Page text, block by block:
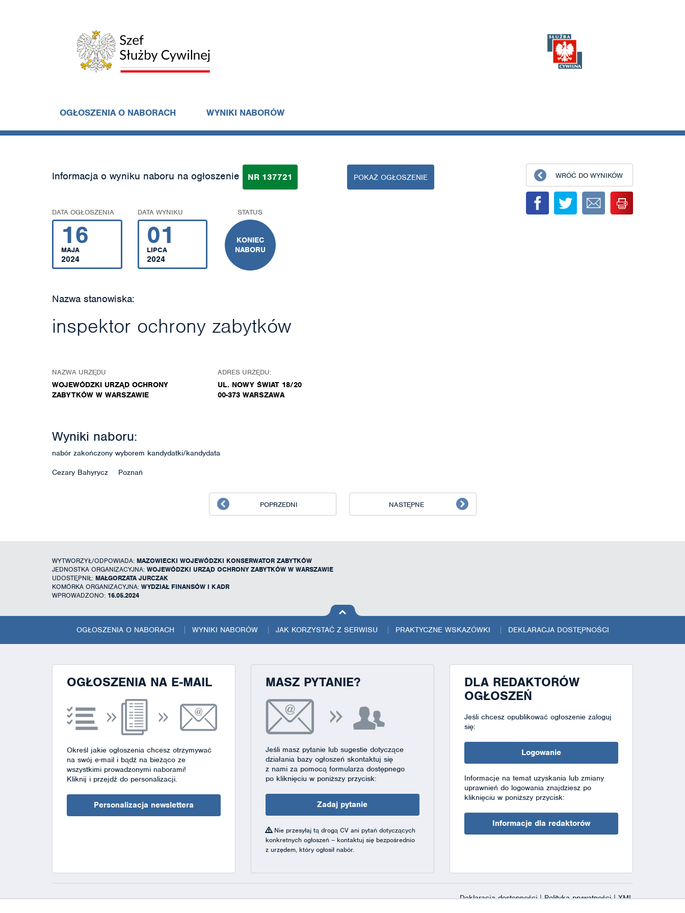
OGŁOSZENIA O NABORACH WYNIKI NABORÓW
Informacja o wyniku naboru na ogłoszenie NR 137721 POKAŻ OGŁOSZENIE
DATA OGŁOSZENIA
16
MAJA
2024
DATA WYNIKU
01
LIPCA
2024
STATUS
KONIEC
NABORU
Nazwa stanowiska:
inspektor ochrony zabytków
NAZWA URZĘDU
WOJEWÓDZKI URZĄD OCHRONY
ZABYTKÓW W WARSZAWIE
ADRES URZĘDU:
UL. NOWY ŚWIAT 18/20
00-373 WARSZAWA
Wyniki naboru:
nabór zakończony wyborem kandydatki/kandydata
Cezary Bahyrycz Poznań
WRÓĆ DO WYNIKÓW
POPRZEDNI NASTĘPNE
WYTWORZYŁ/ODPOWIADA: MAZOWIECKI WOJEWÓDZKI KONSERWATOR ZABYTKÓW
JEDNOSTKA ORGANIZACYJNA: WOJEWÓDZKI URZĄD OCHRONY ZABYTKÓW W WARSZAWIE
UDOSTĘPNIŁ: MAŁGORZATA JURCZAK
KOMÓRKA ORGANIZACYJNA: WYDZIAŁ FINANSÓW I KADR
WPROWADZONO: 16.05.2024
na górę
strony
OGŁOSZENIA O NABORACH WYNIKI NABORÓW JAK KORZYSTAĆ Z SERWISU PRAKTYCZNE WSKAZÓWKI DEKLARACJA DOSTĘPNOŚCI
OGŁOSZENIA NA E-MAIL
Określ jakie ogłoszenia chcesz otrzymywać
na swój e-mail i bądź na bieżąco ze
wszystkimi prowadzonymi naborami!
Kliknij i przejdź do personalizacji.
Personalizacja newslettera
MASZ PYTANIE?
Jeśli masz pytanie lub sugestie dotyczące
działania bazy ogłoszeń skontaktuj się
z nami za pomocą formularza dostępnego
po kliknięciu w poniższy przycisk:
Zadaj pytanie
Nie przesyłaj tą drogą CV ani pytań dotyczących
konkretnych ogłoszeń – kontaktuj się bezpośrednio
z urzędem, który ogłosił nabór.
DLA REDAKTORÓW
OGŁOSZEŃ
Jeśli chcesz opublikować ogłoszenie zaloguj
się:
Logowanie
Informacje na temat uzyskania lub zmiany
uprawnień do logowania znajdziesz po
kliknięciu w poniższy przycisk:
Informacje dla redaktorów
Deklaracja dostępności|Polityka prywatności|XML